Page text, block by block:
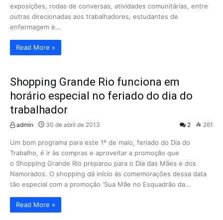
exposições, rodas de conversas, atividades comunitárias, entre
outras direcionadas aos trabalhadores, estudantes de
enfermagem e…
Read More »
Shopping Grande Rio funciona em
horário especial no feriado do dia do
trabalhador
admin 30 de abril de 2013 2 261
Um bom programa para este 1º de maio, feriado do Dia do
Trabalho, é ir às compras e aproveitar a promoção que
o Shopping Grande Rio preparou para o Dia das Mães e dos
Namorados. O shopping dá início às comemorações dessa data
tão especial com a promoção ‘Sua Mãe no Esquadrão da…
Read More »